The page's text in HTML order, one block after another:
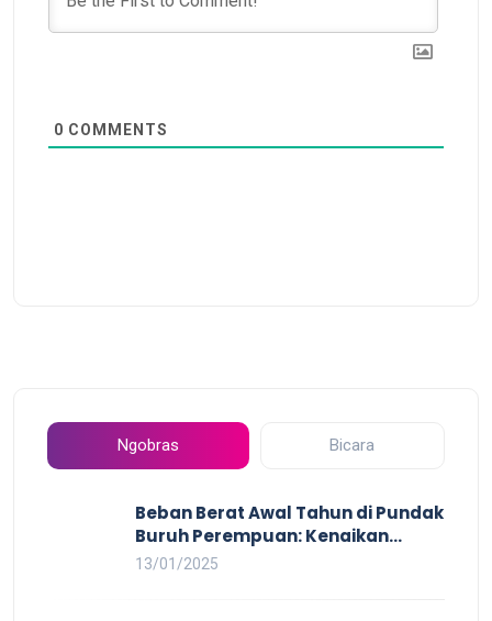
0 COMMENTS
Ngobras Bicara
Beban Berat Awal Tahun di Pundak
Buruh Perempuan: Kenaikan
Harga yang Mencekik, Ancaman
13/01/2025